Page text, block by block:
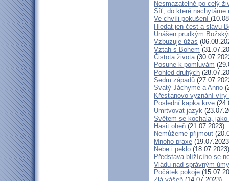
Nesmazatelně po celý
Síť, do které nachytáme
Ve chvíli pokušení
Hledat jen čest a slávu
Unášen prudkým
Vzbuzuje úžas
Vztah s Bohem
Čistota života
Posune k pomluvám
Pohled druhých
Sedm západů
Svatý Jáchyme a Anno
Křesťanovo vyznání víry
Poslední kapka krve
Umrtvovat jazyk
Světem se kochala,
Hasit oheň (21.07.2023)
Nemůžeme přijmout
Mnoho praxe
Nebe i peklo (18.07.2023)
Představa blížícího se
Vládu nad správným
Počátek pokoje